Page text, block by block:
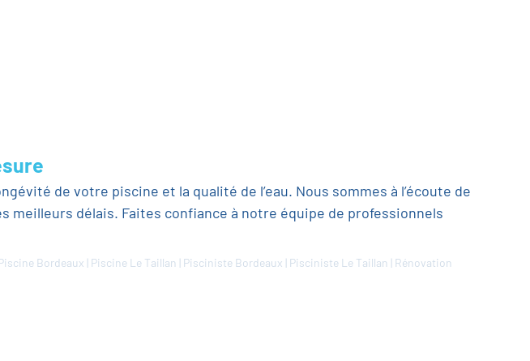
de votre piscine et la qualité de l’eau. Nous sommes à l’écoute de
meilleurs délais. Faites confiance à notre équipe de professionnels
Bordeaux | Piscine Le Taillan | Pisciniste Bordeaux | Pisciniste Le Taillan | Rénovation